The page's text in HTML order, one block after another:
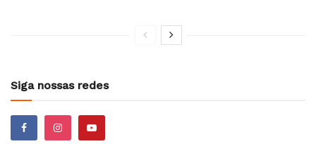
Siga nossas redes